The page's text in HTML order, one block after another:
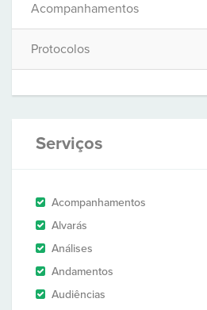
Acompanhamentos
Protocolos
Serviços
Acompanhamentos
Alvarás
Análises
Andamentos
Audiências